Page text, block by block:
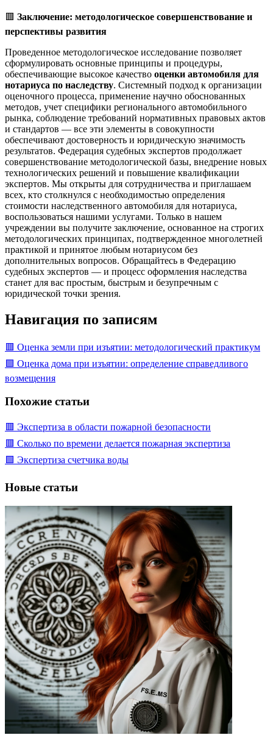
🟥 Заключение: методологическое совершенствование и
перспективы развития
Проведенное методологическое исследование позволяет
сформулировать основные принципы и процедуры,
обеспечивающие высокое качество оценки автомобиля для
нотариуса по наследству. Системный подход к организации
оценочного процесса, применение научно обоснованных
методов, учет специфики регионального автомобильного
рынка, соблюдение требований нормативных правовых актов
и стандартов — все эти элементы в совокупности
обеспечивают достоверность и юридическую значимость
результатов. Федерация судебных экспертов продолжает
совершенствование методологической базы, внедрение новых
технологических решений и повышение квалификации
экспертов. Мы открыты для сотрудничества и приглашаем
всех, кто столкнулся с необходимостью определения
стоимости наследственного автомобиля для нотариуса,
воспользоваться нашими услугами. Только в нашем
учреждении вы получите заключение, основанное на строгих
методологических принципах, подтвержденное многолетней
практикой и принятое любым нотариусом без
дополнительных вопросов. Обращайтесь в Федерацию
судебных экспертов — и процесс оформления наследства
станет для вас простым, быстрым и безупречным с
юридической точки зрения.
Навигация по записям
🟥 Оценка земли при изъятии: методологический практикум
🟩 Оценка дома при изъятии: определение справедливого
возмещения
Похожие статьи
🟥 Экспертиза в области пожарной безопасности
🟥 Сколько по времени делается пожарная экспертиза
🟩 Экспертиза счетчика воды
Новые статьи